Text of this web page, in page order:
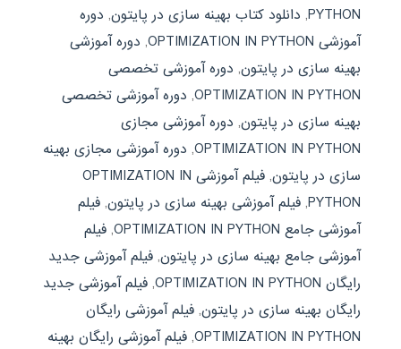
PYTHON
, دانلود کتاب بهینه سازی در پایتون, دوره
آموزشی OPTIMIZATION IN PYTHON
, دوره آموزشی
بهینه سازی در پایتون, دوره آموزشی تخصصی
OPTIMIZATION IN PYTHON
, دوره آموزشی تخصصی
بهینه سازی در پایتون, دوره آموزشی مجازی
OPTIMIZATION IN PYTHON
, دوره آموزشی مجازی بهینه
سازی در پایتون,
فیلم آموزشی OPTIMIZATION IN
PYTHON
, فیلم آموزشی بهینه سازی در پایتون, فیلم
آموزشی جامع OPTIMIZATION IN PYTHON
, فیلم
آموزشی جامع بهینه سازی در پایتون, فیلم آموزشی جدید
رایگان OPTIMIZATION IN PYTHON
, فیلم آموزشی جدید
رایگان بهینه سازی در پایتون, فیلم آموزشی رایگان
OPTIMIZATION IN PYTHON
, فیلم آموزشی رایگان بهینه